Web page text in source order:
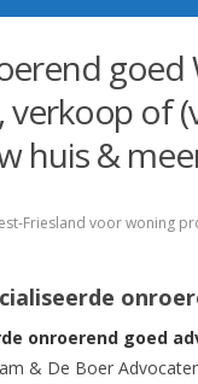
goed
verkoop of
huis &
Friesland voor woning
onroerend goed
& De Boer